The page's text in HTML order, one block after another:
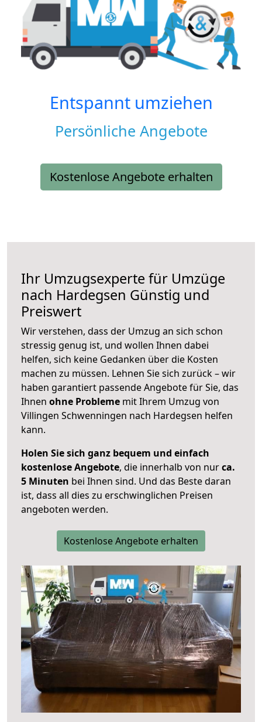
Entspannt umziehen
Persönliche Angebote
Kostenlose Angebote erhalten
Ihr Umzugsexperte für Umzüge
nach Hardegsen Günstig und
Preiswert
Wir verstehen, dass der Umzug an sich schon
stressig genug ist, und wollen Ihnen dabei
helfen, sich keine Gedanken über die Kosten
machen zu müssen. Lehnen Sie sich zurück – wir
haben garantiert passende Angebote für Sie, das
Ihnen ohne Probleme mit Ihrem Umzug von
Villingen Schwenningen nach Hardegsen helfen
kann.
Holen Sie sich ganz bequem und einfach
kostenlose Angebote, die innerhalb von nurca.
5 Minuten bei Ihnen sind. Und das Beste daran
ist, dass all dies zu erschwinglichen Preisen
angeboten werden.
Kostenlose Angebote erhalten